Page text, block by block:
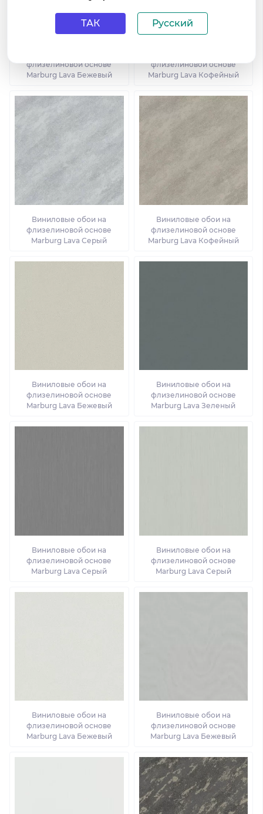
флизелиновой основе
Marburg Lava Бежевый
флизелиновой основе
Marburg Lava Кофейный
Виниловые обои на
флизелиновой основе
Marburg Lava Серый
Виниловые обои на
флизелиновой основе
Marburg Lava Кофейный
Виниловые обои на
флизелиновой основе
Marburg Lava Бежевый
Виниловые обои на
флизелиновой основе
Marburg Lava Зеленый
Виниловые обои на
флизелиновой основе
Marburg Lava Серый
Виниловые обои на
флизелиновой основе
Marburg Lava Серый
Виниловые обои на
флизелиновой основе
Marburg Lava Бежевый
Виниловые обои на
флизелиновой основе
Marburg Lava Бежевый
ТАК Русский